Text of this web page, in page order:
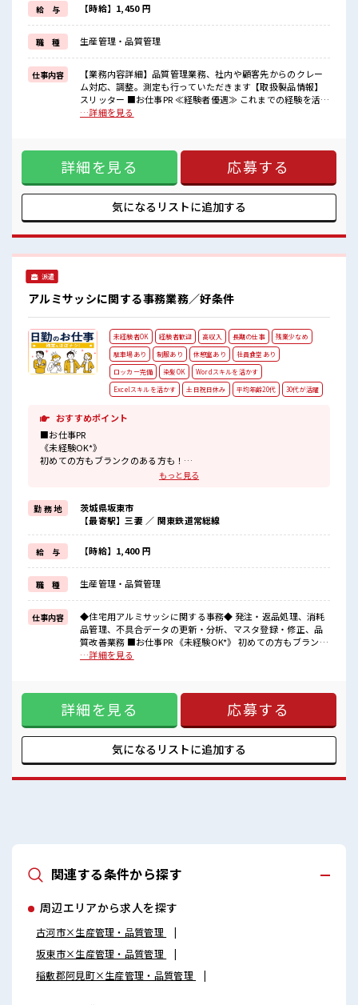
週末は家族や友人と一緒にプライベート満喫！
制服があると毎日の服選びに悩まずOK♪
≪収入アップを目指せる≫
高時給だらけの派遣のお仕事です！
■職場の雰囲気
“コジンマリ”が好きな方にもお勧め！！
少人数の職場です♪
休憩室完備でランチや休憩も充実しそう♪
給 与 【時給】1,450 円
職 種 生産管理・品質管理
仕事内容
【業務内容詳細】品質管理業務、社内や顧客先からのクレー
ム対応、調整。測定も行っていただきます【取扱製品情報】
スリッター ■お仕事PR ≪経験者優遇≫ これまでの経験を活か
しませんか？ ブランクがあっても大丈夫♪ 経験はちょっとだ
家族や友人と一緒にプライベート満喫！ 制服があると毎日の
服選びに悩まずOK♪ ≪収入アップを目指せる≫ 高時給だら
けの派遣のお仕事です！ ■職場の雰囲気 “コジンマリ”が好き
な方にもお勧め！！ 少人数の職場です♪ 休憩室完備でランチ
や休憩も充実しそう♪ 残業も1日1H程度あるので給料の上乗
せも期待できそう！
…詳細を見る
詳細を見る 応募する
気になるリストに追加する
派遣
アルミサッシに関する事務業務／好条件
未経験者OK 経験者歓迎 高収入 長期の仕事
残業少なめ
駐車場あり
制服あり 休憩室あり
社員食堂あり
ロッカー完備
染髪OK
Wordスキルを活かす
Excelスキルを活かす
土日祝日休み 平均年齢20代 30代が活躍
おすすめポイント
■お仕事PR
《未経験OK*》
初めての方もブランクのある方も！
もちろん経験者も大カンゲイ★
ルUP・ステップUP目指していきましょう！
《土日祝がお休み*》
お休みが決まっているので先の予定もたてやすい！
残業も月10時間未満と少なめなのでプライベートも充実◎
《フォロー体制バッチリ*》
新しいことにチャレンジするのは不安だけど、
担当がしっかりサポートしてくれるので安心！
なにか困ったことがあればすぐに相談してくださいね♪
■職場の雰囲気
女性の方も多数活躍中☆
マイカー・自転車・バイク通勤OK！
もちろん近くに駐車場あります◎1食350円から頼めるおいしい食堂
もあり♪
もっと見る
勤 務 地
茨城県坂東市
【最寄駅】三妻 ／ 関東鉄道常総線
給 与 【時給】1,400 円
職 種 生産管理・品質管理
仕事内容
◆住宅用アルミサッシに関する事務◆ 発注・返品処理、消耗
品管理、不具合データの更新・分析、マスタ登録・修正、品
質改善業務 ■お仕事PR 《未経験OK*》 初めての方もブランク
のある方も！ もちろん経験者も大カンゲイ★ パソコンも触る
みが決まっているので先の予定もたてやすい！ 残業も月10時
間未満と少なめなのでプライベートも充実◎ 《フォロー体制
バッチリ*》 新しいことにチャレンジするのは不安だけど、
担当がしっかりサポートしてくれるので安心！ なにか困った
ことがあればすぐに相談してくださいね♪ ■職場の雰囲気 女
性の方も多数活躍中☆ 明るすぎたり奇抜すぎたりしなければ
車・バイク通勤OK！ もちろん近くに駐車場あります◎1食
…詳細を見る
詳細を見る 応募する
気になるリストに追加する
関連する条件から探す
周辺エリアから求人を探す
古河市×生産管理・品質管理
坂東市×生産管理・品質管理
稲敷郡阿見町×生産管理・品質管理